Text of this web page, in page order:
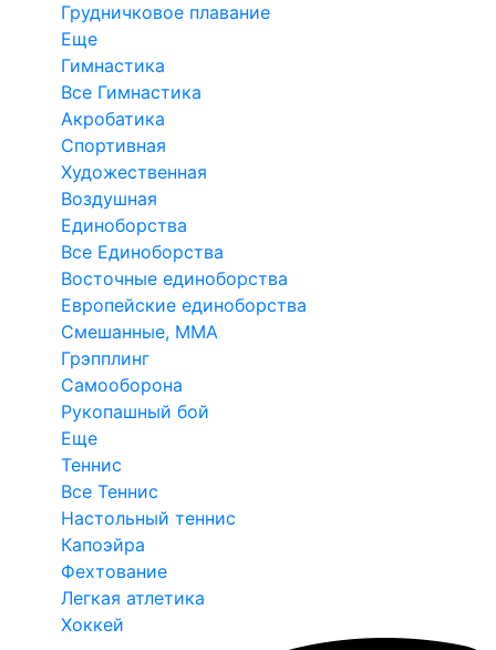
Грудничковое плавание
Еще
Гимнастика
Все Гимнастика
Акробатика
Спортивная
Художественная
Воздушная
Единоборства
Все Единоборства
Восточные единоборства
Европейские единоборства
Смешанные, ММА
Грэпплинг
Самооборона
Рукопашный бой
Еще
Теннис
Все Теннис
Настольный теннис
Капоэйра
Фехтование
Легкая атлетика
Хоккей